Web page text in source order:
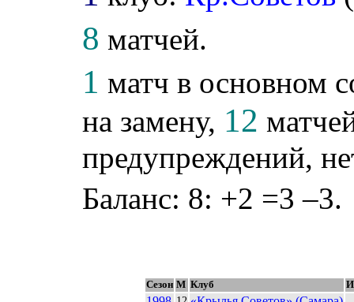
8 матчей.
1 матч в основном
на замену, 12
предупреждений,
Баланс: 8: +2 =3 –3.
Сезон М Клуб